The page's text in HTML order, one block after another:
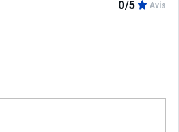
0/5 Avis